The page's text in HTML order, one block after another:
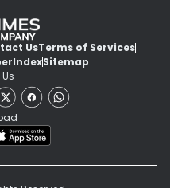
UsTerms of Services
IndexSitemap